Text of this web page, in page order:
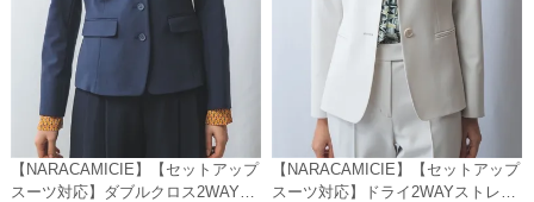
【NARACAMICIE】【セットアップ
スーツ対応】ダブルクロス2WAYテ
【NARACAMICIE】【セットアップ
スーツ対応】ドライ2WAYストレッ